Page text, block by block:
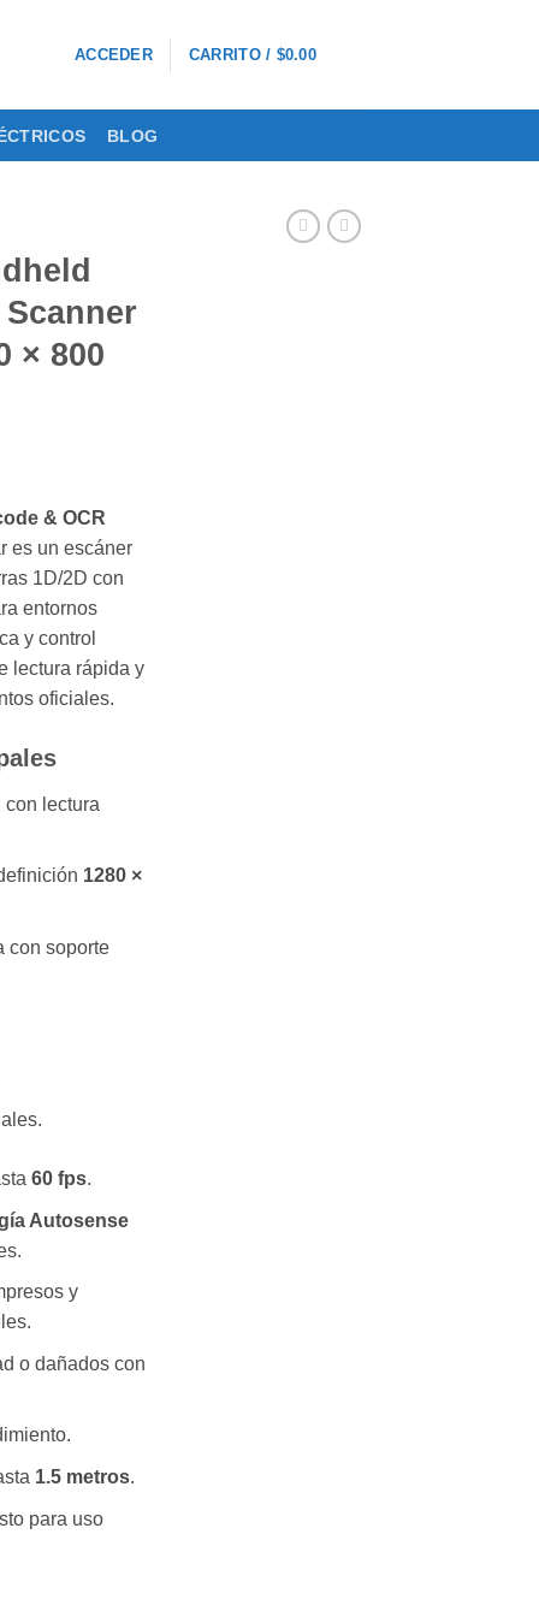
ACCEDER CARRITO / $0.00
BLOG
× 800
& OCR
es un escáner
1D/2D con
entornos
y control
lectura rápida y
oficiales.
con lectura
1280 ×
con soporte
60 fps.
Autosense
y
o dañados con
1.5 metros.
para uso
OCR Scanner with Base – 1280 × 800 Resolution cantidad